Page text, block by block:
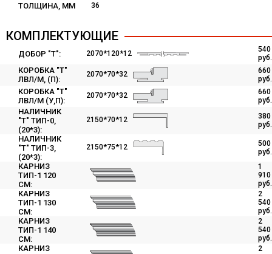
ТОЛЩИНА, ММ 36
КОМПЛЕКТУЮЩИЕ
ДОБОР "Т": 2070*120*12
540
руб.
КОРОБКА "Т"
ЛВЛ/М, (П):
2070*70*32
660
руб.
КОРОБКА "Т"
ЛВЛ/М (У,П):
2070*70*32
660
руб.
НАЛИЧНИК
"Т" ТИП-0,
(20*3):
2150*70*12
380
руб.
НАЛИЧНИК
"Т" ТИП-3,
(20*3):
2150*75*12
500
руб.
КАРНИЗ
ТИП-1 120
СМ:
1
910
руб.
КАРНИЗ
ТИП-1 130
СМ:
2
540
руб.
КАРНИЗ
ТИП-1 140
СМ:
2
540
руб.
КАРНИЗ
2